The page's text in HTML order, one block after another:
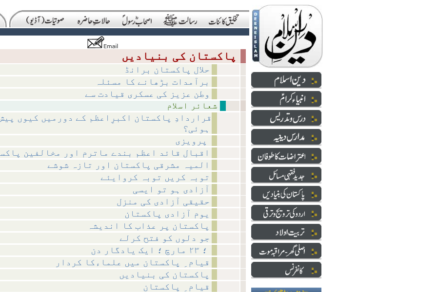
حلال پاکستان برانڈ
برآمدات بڑھانے کا مسئلہ
وطن عزیز کی عسکری قیادت سے
قراردادِ پاکستان اکبرِاعظم کے دورمیں کیوں
ہوئی؟
اقبال قائد اعظم بندے ماترم اور مخالفین
المیہ مشرقی پاکستان اور تازہ شوشے
توبہ کریں توبہ کروایئے
آزادی ہو تو ایسی
حقیقی آزادی کی منزل
یوم آزادی پاکستان
پاکستان پر عذاب کا اندیشہ
جو دلوں کو فتح کرلے
قیام ِ پاکستان میں علماءکا کردار
پاکستان کی بنیادیں
قیام ِ پاکستان